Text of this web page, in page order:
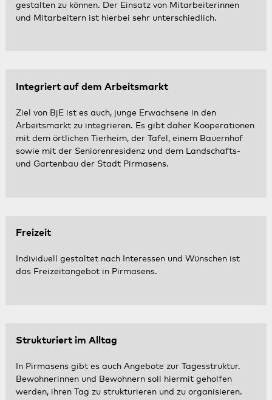
gestalten zu können. Der Einsatz von Mitarbeiterinnen
und Mitarbeitern ist hierbei sehr unterschiedlich.
Integriert auf dem Arbeitsmarkt
Ziel von BjE ist es auch, junge Erwachsene in den
Arbeitsmarkt zu integrieren. Es gibt daher Kooperationen
mit dem örtlichen Tierheim, der Tafel, einem Bauernhof
sowie mit der Seniorenresidenz und dem Landschafts-
und Gartenbau der Stadt Pirmasens.
Freizeit
Individuell gestaltet nach Interessen und Wünschen ist
das Freizeitangebot in Pirmasens.
Strukturiert im Alltag
In Pirmasens gibt es auch Angebote zur Tagesstruktur.
Bewohnerinnen und Bewohnern soll hiermit geholfen
werden, ihren Tag zu strukturieren und zu organisieren.